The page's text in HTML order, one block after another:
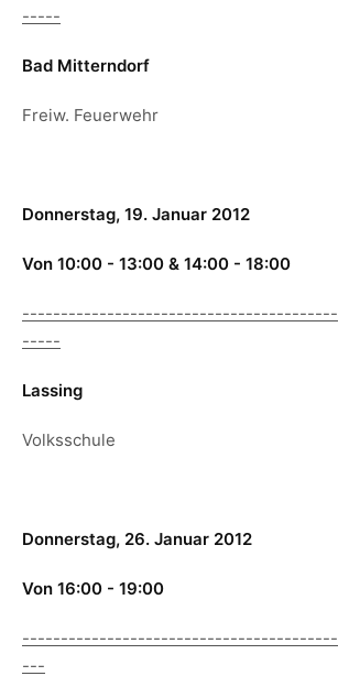
-----
Bad Mitterndorf
Freiw. Feuerwehr
Donnerstag, 19. Januar 2012
Von 10:00 - 13:00 & 14:00 - 18:00
-----------------------------------------
-----
Lassing
Volksschule
Donnerstag, 26. Januar 2012
Von 16:00 - 19:00
-----------------------------------------
---